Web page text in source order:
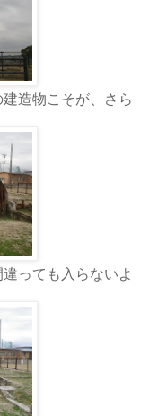
造物こそが、さら
っても入らないよ